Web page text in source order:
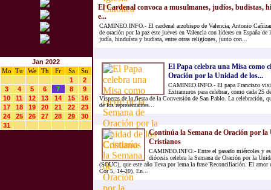
Jan 2022
Mo
Tu We Th Fr Sa
Su
1
2
3
4 5 6 7 8
9
10
11 12 13 14 15
16
17
18 19 20 21 22
23
24
25 26 27 28 29
30
31
El Cardenal convoca a musulmanes, judíos, budistas,
e...
CAMINEO.INFO.- El cardenal arzobispo de Valencia, Antonio
de oración por la paz este jueves en Valencia con líderes en España
judía, hinduísta y budista, entre otras religiones, junto con...
El Papa celebra una Misa como
Oración por la Unidad de los...
CAMINEO.INFO.- El papa Francisco
Extramuros para celebrar, como cada 25
Vísperas de la fiesta de la Conversión de San Pablo. La celebración,
de los representantes...
Continúa la Semana de Oración por la
Cristianos
CAMINEO.INFO.- Entre el pasado miércoles y
diócesis celebra la Semana de Oración por la
(SOUC), que este año lleva por lema la frase Reconciliación. El amor
Cor 5, 14-20). En...